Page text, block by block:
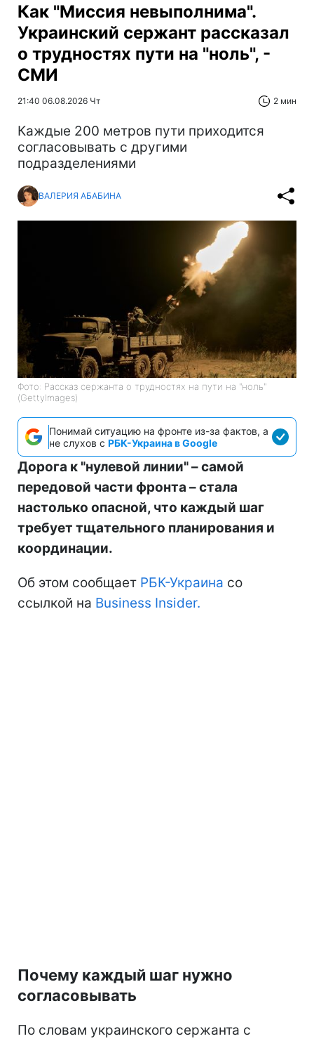
Как "Миссия невыполнима".
Украинский сержант рассказал
о трудностях пути на "ноль", -
СМИ
21:40 06.08.2026 Чт 2 мин
Каждые 200 метров пути приходится
согласовывать с другими
подразделениями
ВАЛЕРИЯ АБАБИНА
Фото: Рассказ сержанта о трудностях на пути на "ноль"
(GettyImages)
Понимай ситуацию на фронте из-за фактов, а
не слухов с РБК-Украина в Google
Дорога к "нулевой линии" – самой
передовой части фронта – стала
настолько опасной, что каждый шаг
требует тщательного планирования и
координации.
Об этом сообщает РБК-Украина со
ссылкой на Business Insider.
Почему каждый шаг нужно
согласовывать
По словам украинского сержанта с